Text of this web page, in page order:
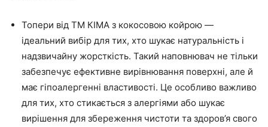
Топери від ТМ КІМА з кокосовою койрою —
ідеальний вибір для тих, хто шукає натуральність і
надзвичайну жорсткість. Такий наповнювач не тільки
забезпечує ефективне вирівнювання поверхні, але й
має гіпоалергенні властивості. Це особливо важливо
для тих, хто стикається з алергіями або шукає
вирішення для збереження чистоти та здоров’я свого